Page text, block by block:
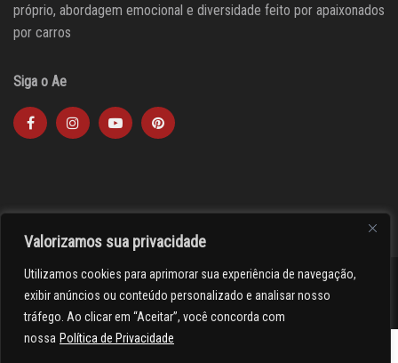
Valorizamos sua privacidade
Utilizamos cookies para aprimorar sua experiência de navegação,
exibir anúncios ou conteúdo personalizado e analisar nosso
tráfego. Ao clicar em “Aceitar”, você concorda com
nossa Política de Privacidade
próprio, abordagem emocional e diversidade feito por apaixonados
por carros
Siga o Ae
><(((º> 17